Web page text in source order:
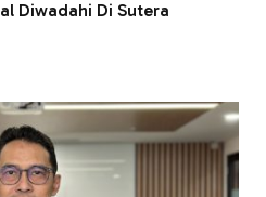
Diwadahi Di Sutera